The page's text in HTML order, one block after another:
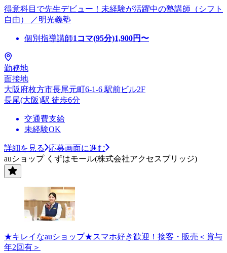
得意科目で先生デビュー！未経験が活躍中の塾講師（シフト
自由） ／明光義塾
個別指導講師1コマ(95分)1,900円〜
勤務地
面接地
大阪府枚方市長尾元町6-1-6 駅前ビル2F
長尾(大阪)駅 徒歩6分
交通費支給
未経験OK
詳細を見る
応募画面に進む
auショップ くずはモール(株式会社アクセスブリッジ)
★キレイなauショップ★スマホ好き歓迎！接客・販売＜賞与
年2回有＞